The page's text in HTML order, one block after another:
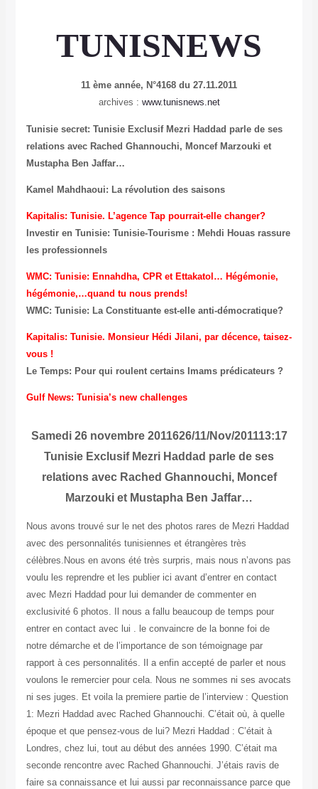
TUNISNEWS
11 ème année, N°4168 du 27.11.2011
archives : www.tunisnews.net
Tunisie secret: Tunisie Exclusif Mezri Haddad parle de ses
relations avec Rached Ghannouchi, Moncef Marzouki et
Mustapha Ben Jaffar…
Kamel Mahdhaoui: La révolution des saisons
Kapitalis: Tunisie. L’agence Tap pourrait-elle changer?
Investir en Tunisie: Tunisie-Tourisme : Mehdi Houas rassure
les professionnels
WMC: Tunisie: Ennahdha, CPR et Ettakatol… Hégémonie,
hégémonie,…quand tu nous prends!
WMC: Tunisie: La Constituante est-elle anti-démocratique?
Kapitalis: Tunisie. Monsieur Hédi Jilani, par décence, taisez-
vous !
Le Temps: Pour qui roulent certains Imams prédicateurs ?
Gulf News: Tunisia’s new challenges
Samedi 26 novembre 2011626/11/Nov/201113:17
Tunisie Exclusif Mezri Haddad parle de ses
relations avec Rached Ghannouchi, Moncef
Marzouki et Mustapha Ben Jaffar…
Nous avons trouvé sur le net des photos rares de Mezri Haddad
avec des personnalités tunisiennes et étrangères très
célèbres.Nous en avons été très surpris, mais nous n’avons pas
voulu les reprendre et les publier ici avant d’entrer en contact
avec Mezri Haddad pour lui demander de commenter en
exclusivité 6 photos. Il nous a fallu beaucoup de temps pour
entrer en contact avec lui . le convaincre de la bonne foi de
notre démarche et de l’importance de son témoignage par
rapport à ces personnalités. Il a enfin accepté de parler et nous
voulons le remercier pour cela. Nous ne sommes ni ses avocats
ni ses juges. Et voila la premiere partie de l’interview : Question
1: Mezri Haddad avec Rached Ghannouchi. C’était où, à quelle
époque et que pensez-vous de lui? Mezri Haddad : C’était à
Londres, chez lui, tout au début des années 1990. C’était ma
seconde rencontre avec Rached Ghannouchi. J’étais ravis de
faire sa connaissance et lui aussi par reconnaissance parce que